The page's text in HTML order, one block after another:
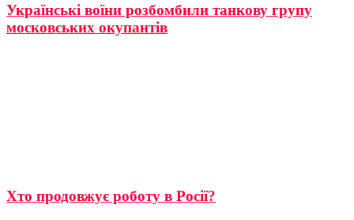
Українські воїни розбомбили танкову групу
московських окупантів
Хто продовжує роботу в Росії?